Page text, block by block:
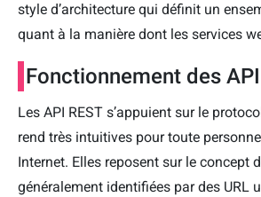
style d’architecture qui définit un
quant à la manière dont les services
Fonctionnement des API
Les API REST s’appuient sur le
rend très intuitives pour toute
Internet. Elles reposent sur le concept
généralement identifiées par des URL